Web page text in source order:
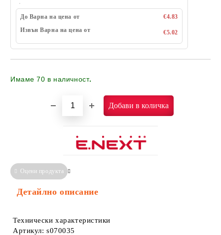
До Варна на цена от
€4.83
Извън Варна на цена от
€5.02
Имаме70 в наличност.
Оцени продукта
Детайлно описание
Технически характеристики
Артикул: s070035